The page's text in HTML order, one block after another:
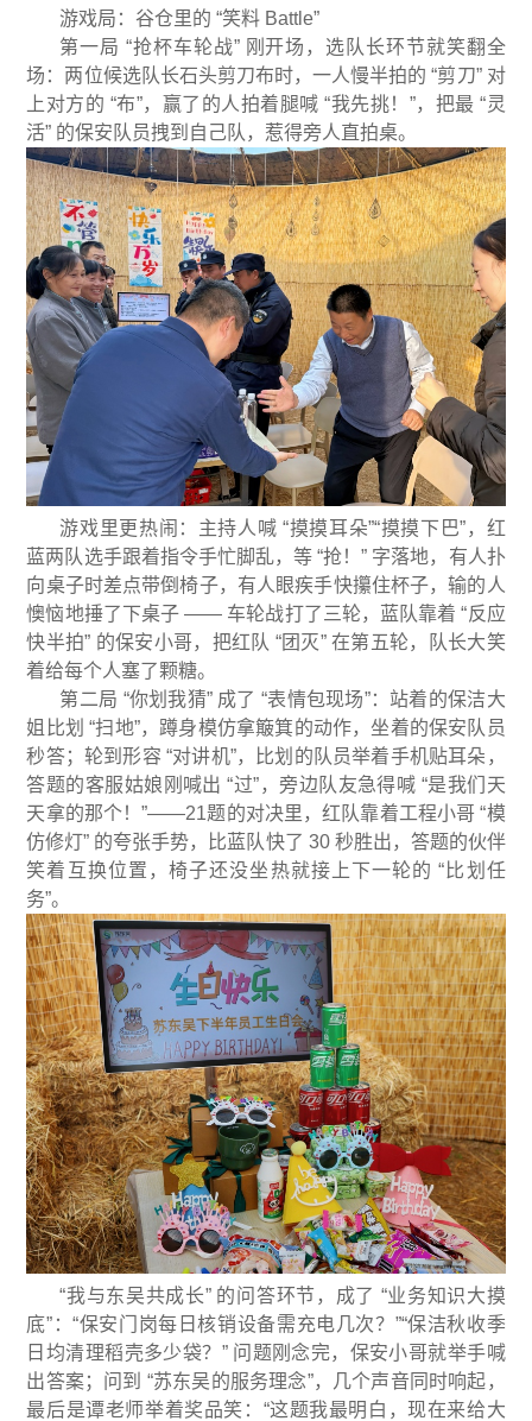
游戏局：谷仓里的 “笑料 Battle”
第一局 “抢杯车轮战” 刚开场，选队长环节就笑翻全
场：两位候选队长石头剪刀布时，一人慢半拍的 “剪刀” 对
上对方的 “布”，赢了的人拍着腿喊 “我先挑！”，把最 “灵
活” 的保安队员拽到自己队，惹得旁人直拍桌。
游戏里更热闹：主持人喊 “摸摸耳朵”“摸摸下巴”，红
蓝两队选手跟着指令手忙脚乱，等 “抢！” 字落地，有人扑
向桌子时差点带倒椅子，有人眼疾手快攥住杯子，输的人
懊恼地捶了下桌子 —— 车轮战打了三轮，蓝队靠着 “反应
快半拍” 的保安小哥，把红队 “团灭” 在第五轮，队长大笑
着给每个人塞了颗糖。
第二局 “你划我猜” 成了 “表情包现场”：站着的保洁大
姐比划 “扫地”，蹲身模仿拿簸箕的动作，坐着的保安队员
秒答；轮到形容 “对讲机”，比划的队员举着手机贴耳朵，
答题的客服姑娘刚喊出 “过”，旁边队友急得喊 “是我们天
天拿的那个！”——21题的对决里，红队靠着工程小哥 “模
仿修灯” 的夸张手势，比蓝队快了 30 秒胜出，答题的伙伴
笑着互换位置，椅子还没坐热就接上下一轮的 “比划任
务”。
“我与东吴共成长” 的问答环节，成了 “业务知识大摸
底”：“保安门岗每日核销设备需充电几次？”“保洁秋收季
日均清理稻壳多少袋？” 问题刚念完，保安小哥就举手喊
出答案；问到 “苏东吴的服务理念”，几个声音同时响起，
最后是谭老师举着奖品笑：“这题我最明白，现在来给大